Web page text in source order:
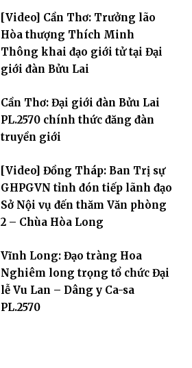
[Video] Cần Thơ: Trưởng lão
Hòa thượng Thích Minh
Thông khai đạo giới tử tại Đại
giới đàn Bửu Lai
Cần Thơ: Đại giới đàn Bửu Lai
PL.2570 chính thức đăng đàn
truyền giới
[Video] Đồng Tháp: Ban Trị sự
GHPGVN tỉnh đón tiếp lãnh đạo
Sở Nội vụ đến thăm Văn phòng
2 – Chùa Hòa Long
Vĩnh Long: Đạo tràng Hoa
Nghiêm long trọng tổ chức Đại
lễ Vu Lan – Dâng y Ca-sa
PL.2570